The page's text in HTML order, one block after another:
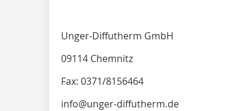
Unger-Diffutherm GmbH
09114 Chemnitz
Fax: 0371/8156464
info@unger-diffutherm.de